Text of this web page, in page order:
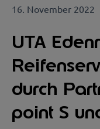
16. November 2022
UTA
durch
point S